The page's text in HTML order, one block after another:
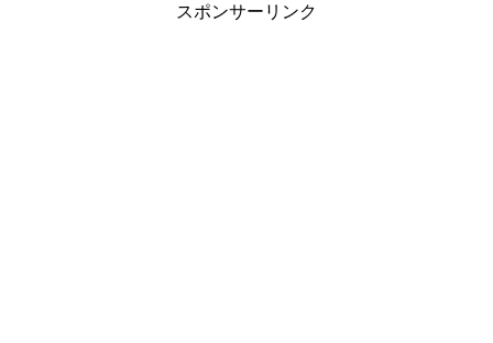
雛人形は二人目の女の子にも必要？うちの
スポンサーリンク